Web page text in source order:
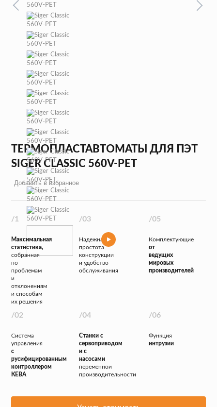
ТЕРМОПЛАСТАВТОМАТЫ ДЛЯ ПЭТ
SIGER CLASSIC 560V-PET
Добавить в избранное
Максимальная
статистика,
собранная
по
проблемам
и
отклонениям
и способам
их решения
Система
управления
с
русифицированным
контроллером
КЕВА
Надежная
простота
конструкции
и удобство
обслуживания
Станки с
сервоприводом
и с
насосами
переменной
производительности
Комплектующие
от
ведущих
мировых
производителей
Функция
интрузии